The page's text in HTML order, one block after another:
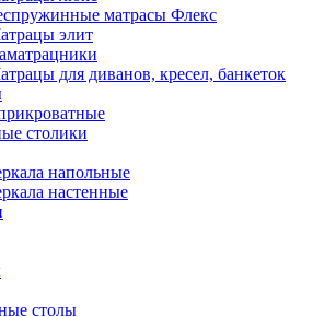
матрасы Флекс
элит
для диванов, кресел, банкеток
столики
напольные
настенные
столы